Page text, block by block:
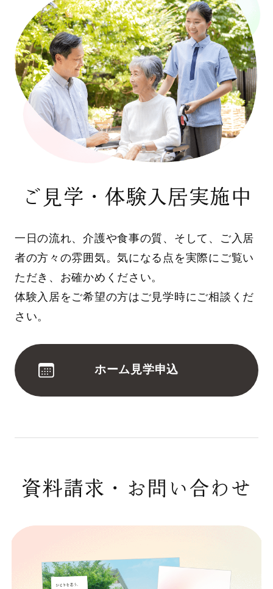
ご見学・体験入居実施中
一日の流れ、介護や食事の質、そして、ご入居
者の方々の雰囲気。気になる点を実際にご覧い
ただき、お確かめください。
体験入居をご希望の方はご見学時にご相談くだ
さい。
ホーム見学申込
資料請求・お問い合わせ